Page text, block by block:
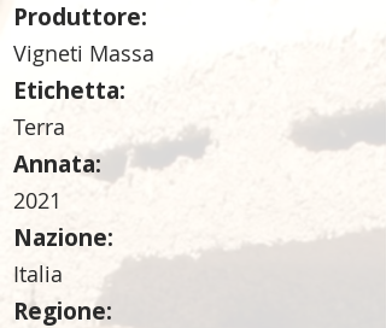
Produttore:
Vigneti Massa
Etichetta:
Terra
Annata:
2021
Nazione:
Italia
Regione: